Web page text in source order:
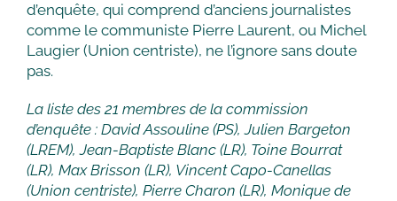
d’enquête, qui comprend d’anciens journalistes
comme le communiste Pierre Laurent, ou Michel
Laugier (Union centriste), ne l’ignore sans doute
pas.
La liste des 21 membres de la commission
d’enquête : David Assouline (PS), Julien Bargeton
(LREM), Jean-Baptiste Blanc (LR), Toine Bourrat
(LR), Max Brisson (LR), Vincent Capo-Canellas
(Union centriste), Pierre Charon (LR), Monique de